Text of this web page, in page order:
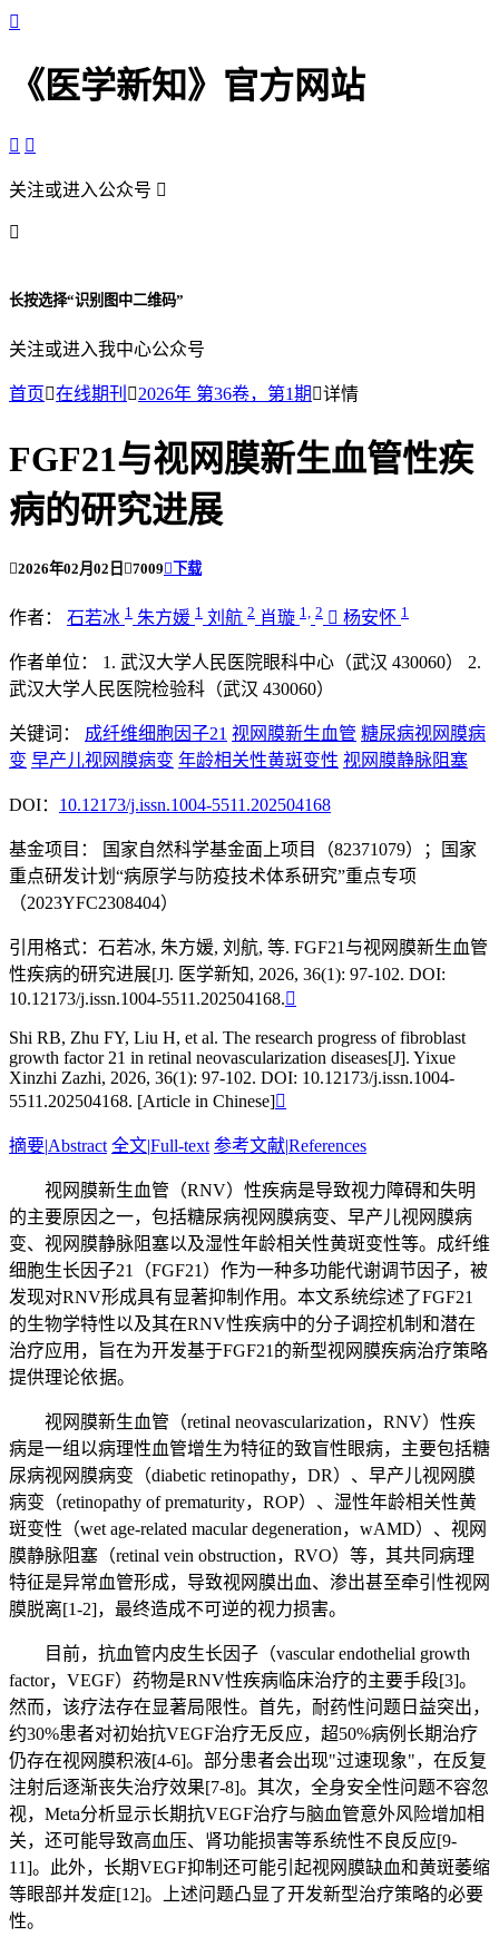

《医学新知》官方网站
 
关注或进入公众号 

长按选择“识别图中二维码”
关注或进入我中心公众号
首页在线期刊 2026年 第36卷，第1期 详情
FGF21与视网膜新生血管性疾
病的研究进展
2026年02月02日 7009  下载
作者： 石若冰 1 朱方媛 1 刘航 2 肖璇 1, 2  杨安怀 1
作者单位： 1. 武汉大学人民医院眼科中心（武汉 430060）
2.
武汉大学人民医院检验科（武汉 430060）
关键词： 成纤维细胞因子21 视网膜新生血管 糖尿病视网膜病
变 早产儿视网膜病变 年龄相关性黄斑变性 视网膜静脉阻塞
DOI： 10.12173/j.issn.1004-5511.202504168
基金项目：
国家自然科学基金面上项目（82371079）；国家
重点研发计划“病原学与防疫技术体系研究”重点专项
（2023YFC2308404）
引用格式： 石若冰, 朱方媛, 刘航, 等. FGF21与视网膜新生血管
性疾病的研究进展[J]. 医学新知, 2026, 36(1): 97-102. DOI:
10.12173/j.issn.1004-5511.202504168.
Shi RB, Zhu FY, Liu H, et al. The research progress of fibroblast
growth factor 21 in retinal neovascularization diseases[J]. Yixue
Xinzhi Zazhi, 2026, 36(1): 97-102. DOI: 10.12173/j.issn.1004-
5511.202504168. [Article in Chinese]
摘要|Abstract 全文|Full-text 参考文献|References
视网膜新生血管（RNV）性疾病是导致视力障碍和失明
的主要原因之一，包括糖尿病视网膜病变、早产儿视网膜病
变、视网膜静脉阻塞以及湿性年龄相关性黄斑变性等。成纤维
细胞生长因子21（FGF21）作为一种多功能代谢调节因子，被
发现对RNV形成具有显著抑制作用。本文系统综述了FGF21
的生物学特性以及其在RNV性疾病中的分子调控机制和潜在
治疗应用，旨在为开发基于FGF21的新型视网膜疾病治疗策略
提供理论依 据。
视网膜新生血管（retinal neovascularization，RNV）性疾
病是一组以病理性血管增生为特征的致盲性眼病，主要包括糖
尿病视网膜病变（diabetic retinopathy，DR）、早产儿视网膜
病变（retinopathy of prematurity，ROP）、湿性年龄相关性黄
斑变性（wet age-related macular degeneration，wAMD）、视网
膜静脉阻塞（retinal vein obstruction，RVO）等，其共同病理
特征是异常血管形成，导致视网膜出血、渗出甚至牵引性视网
膜脱离[1-2]，最终造成不可逆的视力损害。
目前，抗血管内皮生长因子（vascular endothelial growth
factor，VEGF）药物是RNV性疾病临床治疗的主要手段[3]。
然而，该疗法存在显著局限性。首先，耐药性问题日益突出，
约30%患者对初始抗VEGF治疗无反应，超50%病例长期治疗
仍存在视网膜积液[4-6]。部分患者会出现"过速现象"，在反复
注射后逐渐丧失治疗效果[7-8]。其次，全身安全性问题不容忽
视，Meta分析显示长期抗VEGF治疗与脑血管意外风险增加相
关，还可能导致高血压、肾功能损害等系统性不良反应[9-
11]。此外，长期VEGF抑制还可能引起视网膜缺血和黄斑萎缩
等眼部并发症[12]。上述问题凸显了开发新型治疗策略的必要
性。